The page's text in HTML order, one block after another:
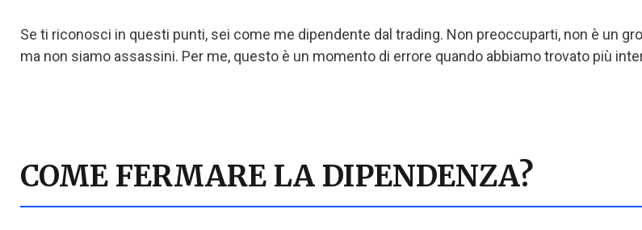
Se ti riconosci in questi punti, sei come me dipendente dal trading. Non preoccuparti, non è un
ma non siamo assassini. Per me, questo è un momento di errore quando abbiamo trovato più
COME FERMARE LA DIPENDENZA?